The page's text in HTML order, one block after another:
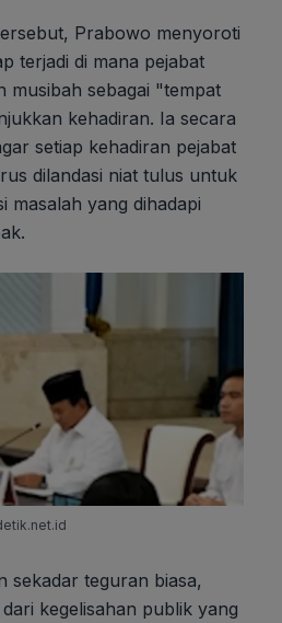
Prabowo menyoroti
terjadi di mana pejabat
musibah sebagai "tempat
kehadiran. Ia secara
setiap kehadiran pejabat
dilandasi niat tulus untuk
masalah yang dihadapi
sekadar teguran biasa,
kegelisahan publik yang